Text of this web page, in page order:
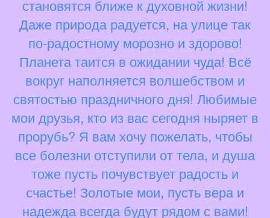
становятся ближе к духовной жизни!
Даже природа радуется, на улице так
по-радостному морозно и здорово!
Планета таится в ожидании чуда! Всё
вокруг наполняется волшебством и
святостью праздничного дня! Любимые
мои друзья, кто из вас сегодня ныряет в
прорубь? Я вам хочу пожелать, чтобы
все болезни отступили от тела, и душа
тоже пусть почувствует радость и
счастье! Золотые мои, пусть вера и
надежда всегда будут рядом с вами!